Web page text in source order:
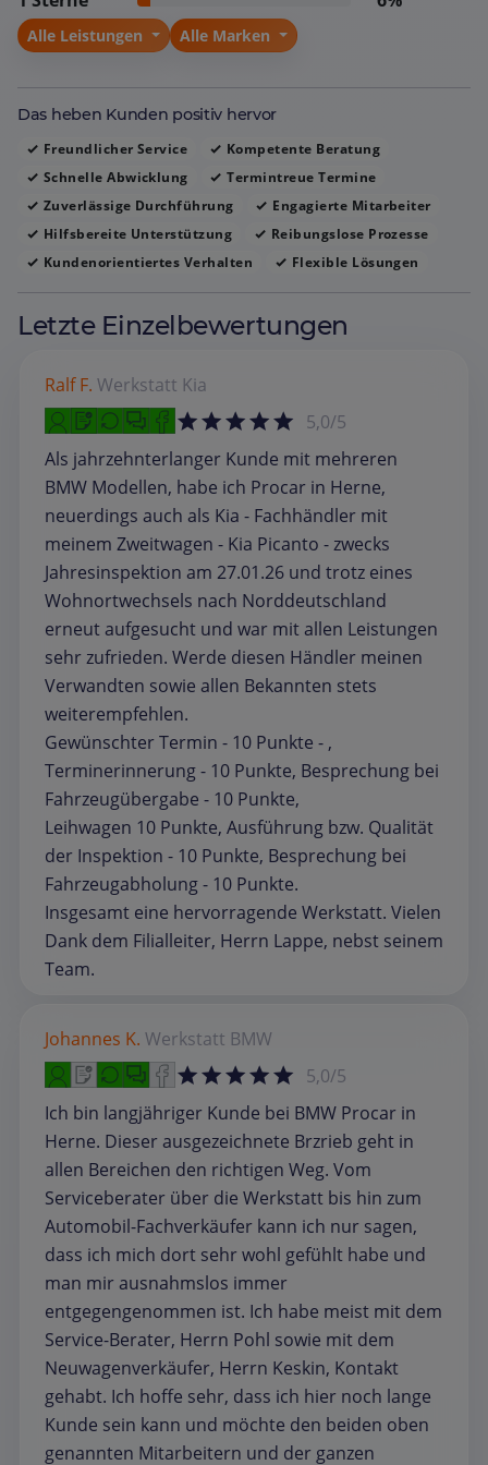
beschrieben, jede Situation im Rahmen seiner
Möglichkeiten bestmöglich zu lösen.
Alle Leistungen Alle Marken
Das heben Kunden positiv hervor
Freundlicher Service
Kompetente Beratung
Schnelle Abwicklung
Termintreue Termine
Zuverlässige Durchführung
Engagierte Mitarbeiter
Hilfsbereite Unterstützung
Reibungslose Prozesse
Kundenorientiertes Verhalten
Flexible Lösungen
Letzte Einzelbewertungen
Ralf F. Werkstatt Kia
5,0/5
Als jahrzehnterlanger Kunde mit mehreren
BMW Modellen, habe ich Procar in Herne,
neuerdings auch als Kia - Fachhändler mit
meinem Zweitwagen - Kia Picanto - zwecks
Jahresinspektion am 27.01.26 und trotz eines
Wohnortwechsels nach Norddeutschland
erneut aufgesucht und war mit allen Leistungen
sehr zufrieden. Werde diesen Händler meinen
Verwandten sowie allen Bekannten stets
weiterempfehlen.
Gewünschter Termin - 10 Punkte - ,
Terminerinnerung - 10 Punkte, Besprechung bei
Fahrzeugübergabe - 10 Punkte,
Leihwagen 10 Punkte, Ausführung bzw. Qualität
der Inspektion - 10 Punkte, Besprechung bei
Fahrzeugabholung - 10 Punkte.
Insgesamt eine hervorragende Werkstatt. Vielen
Dank dem Filialleiter, Herrn Lappe, nebst seinem
Team.
Johannes K. Werkstatt BMW
5,0/5
Ich bin langjähriger Kunde bei BMW Procar in
Herne. Dieser ausgezeichnete Brzrieb geht in
allen Bereichen den richtigen Weg. Vom
Serviceberater über die Werkstatt bis hin zum
Automobil-Fachverkäufer kann ich nur sagen,
dass ich mich dort sehr wohl gefühlt habe und
man mir ausnahmslos immer
entgegengenommen ist. Ich habe meist mit dem
Service-Berater, Herrn Pohl sowie mit dem
Neuwagenverkäufer, Herrn Keskin, Kontakt
gehabt. Ich hoffe sehr, dass ich hier noch lange
Kunde sein kann und möchte den beiden oben
genannten Mitarbeitern und der ganzen